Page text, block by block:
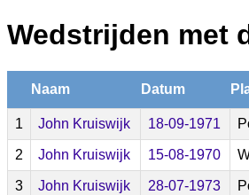
Wedstrijden met
Naam Datum
1 John Kruiswijk 18-09-1971
2 John Kruiswijk 15-08-1970
3 John Kruiswijk 28-07-1973